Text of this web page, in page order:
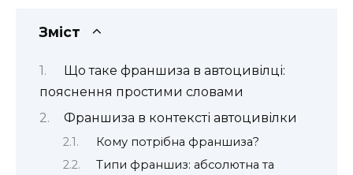
Зміст
Що таке франшиза в автоцивілці:
пояснення простими словами
Франшиза в контексті автоцивілки
Кому потрібна франшиза?
Типи франшиз: абсолютна та